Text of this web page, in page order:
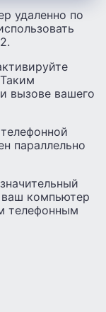
удаленно по
вызове вашего
параллельно
ваш компьютер
телефонным